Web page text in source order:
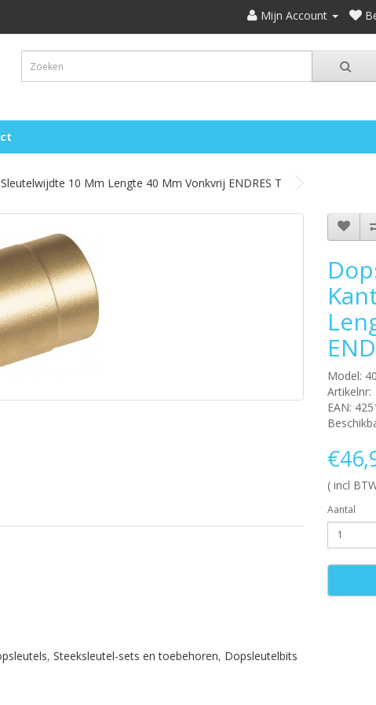
Mijn Account
10 Mm Lengte 40 Mm Vonkvrij ENDRES T
Model:
Artikelnr:
EAN:
( incl
Aantal
, Steeksleutel-sets en toebehoren, Dopsleutelbits